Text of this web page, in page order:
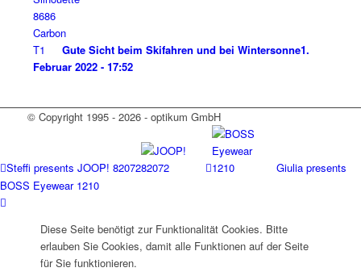
Gute Sicht beim Skifahren und bei Wintersonne1.
Februar 2022 - 17:52
© Copyright 1995 - 2026 - optikum GmbH
Steffi presents JOOP! 82072
Giulia presents
BOSS Eyewear 1210
Diese Seite benötigt zur Funktionalität Cookies. Bitte
erlauben Sie Cookies, damit alle Funktionen auf der Seite
für Sie funktionieren.